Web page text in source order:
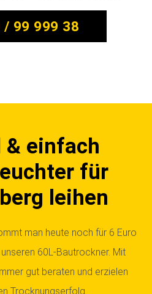
/ 99 999 38
& einfach
für
leihen
man heute noch für 6 Euro
60L-Bautrockner. Mit
gut beraten und erzielen
Trocknungserfolg.